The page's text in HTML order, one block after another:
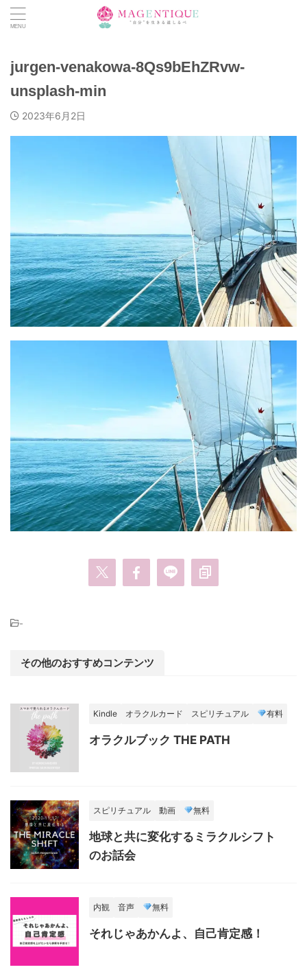
jurgen-venakowa-8Qs9bEhZRvw-
unsplash-min
2023年6月2日
-
その他のおすすめコンテンツ
Kindle オラクルカード スピリチュアル 有料
オラクルブック THE PATH
スピリチュアル 動画 無料
地球と共に変化するミラクルシフト
のお話会
内観 音声 無料
それじゃあかんよ、自己肯定感！